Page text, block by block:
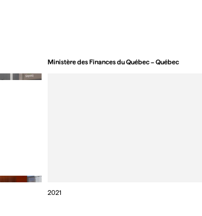
Ministère des Finances du Québec – Québec
2021